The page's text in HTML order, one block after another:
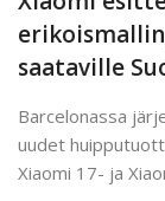
saataville
Barcelonassa
uudet
Xiaomi 17- ja